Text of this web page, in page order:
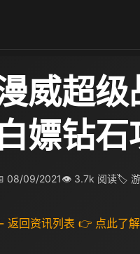
威超级
白嫖钻石
08/09/2021👁 3.7k 阅读🏷 游
返回资讯列表 👉 点此了